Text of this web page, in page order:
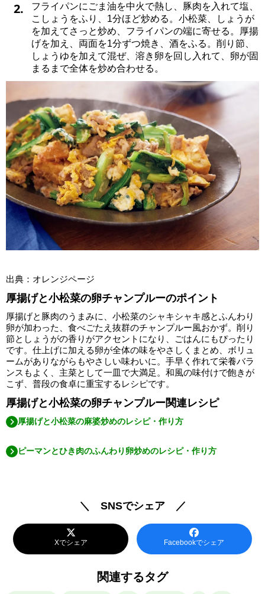
2.
フライパンにごま油を中火で熱し、豚肉を入れて塩、
こしょうをふり、1分ほど炒める。小松菜、しょうが
を加えてさっと炒め、フライパンの端に寄せる。厚揚
げを加え、両面を1分ずつ焼き、酒をふる。削り節、
しょうゆを加えて混ぜ、溶き卵を回し入れて、卵が固
まるまで全体を炒め合わせる。
出典：オレンジページ
厚揚げと小松菜の卵チャンプルーのポイント
厚揚げと豚肉のうまみに、小松菜のシャキシャキ感とふんわり
卵が加わった、食べごたえ抜群のチャンプルー風おかず。削り
節としょうがの香りがアクセントになり、ごはんにもぴったり
です。仕上げに加える卵が全体の味をやさしくまとめ、ボリュ
ームがありながらもやさしい味わいに。手早く作れて栄養バラ
ンスもよく、主菜として一皿で大満足。和風の味付けで飽きが
こず、普段の食卓に重宝するレシピです。
厚揚げと小松菜の卵チャンプルー関連レシピ
厚揚げと小松菜の麻婆炒めのレシピ・作り方
ピーマンとひき肉のふんわり卵炒めのレシピ・作り方
＼ SNSでシェア ／
Xでシェア Facebookでシェア
関連するタグ